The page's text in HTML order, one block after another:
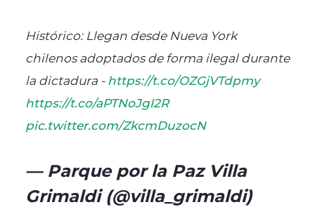
Histórico: Llegan desde Nueva York
chilenos adoptados de forma ilegal durante
la dictadura - https://t.co/OZGjVTdpmy
https://t.co/aPTNoJgI2R
pic.twitter.com/ZkcmDuzocN
— Parque por la Paz Villa
Grimaldi (@villa_grimaldi)